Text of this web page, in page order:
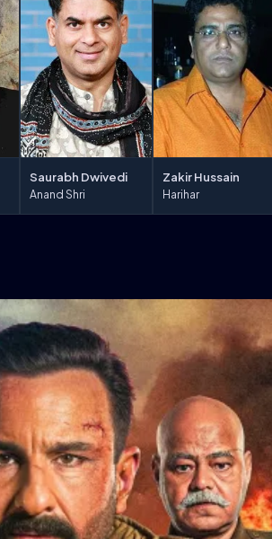
Saurabh Dwivedi
Anand Shri
Zakir Hussain
Harihar